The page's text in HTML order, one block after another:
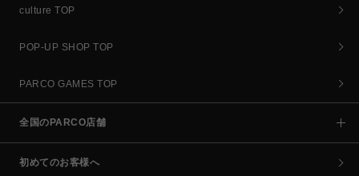
culture TOP
POP-UP SHOP TOP
PARCO GAMES TOP
全国のPARCO店舗
初めてのお客様へ